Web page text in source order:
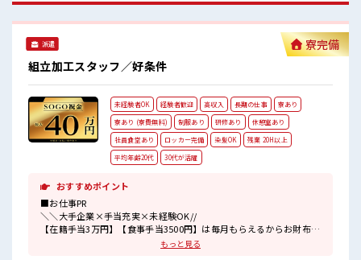
囲気 《20代～30代の男性スタッフさん多数カツヤク中》 キレ
イ&空調完備でカイテキな職場環境☆ 近くにコンビニがある
ので便利♪ 無料駐車場があるのでマイカー通勤OK！ 休憩所/
派遣
組立加工スタッフ／好条件
寮完備
未経験者OK 経験者歓迎 高収入 長期の仕事
寮あり
寮あり (寮費無料)
制服あり 研修あり
休憩室あり
社員食堂あり
ロッカー完備 染髪OK
残業 20H以上
平均年齢20代
30代が活躍
おすすめポイント
■お仕事PR
＼＼大手企業×手当充実×未経験OK//
【在籍手当3万円】【食事手当3500円】は毎月もらえるからお財布が
もっと見る